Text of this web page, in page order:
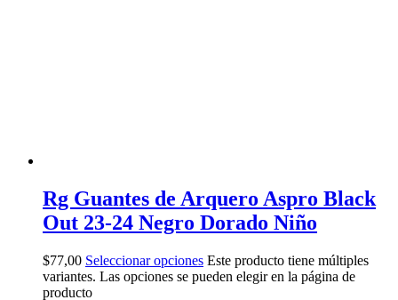
Rg Guantes de Arquero Aspro Black
Out 23-24 Negro Dorado Niño
$77,00 Seleccionar opciones Este producto tiene múltiples
variantes. Las opciones se pueden elegir en la página de
producto